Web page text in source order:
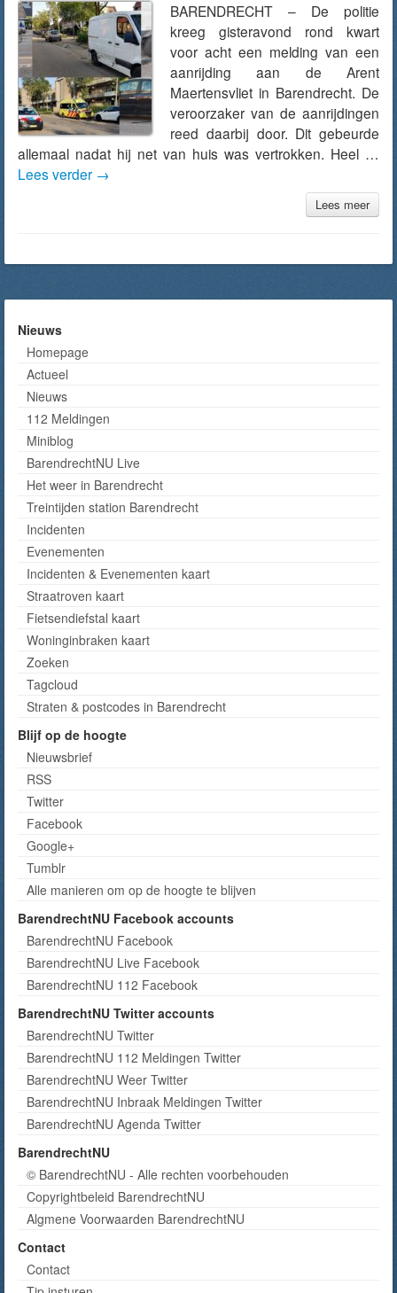
BARENDRECHT – De politie
kreeg gisteravond rond kwart
voor acht een melding van een
aanrijding aan de Arent
Maertensvliet in Barendrecht. De
veroorzaker van de aanrijdingen
reed daarbij door. Dit gebeurde
allemaal nadat hij net van huis was vertrokken. Heel …
Lees verder →
Lees meer
Nieuws
Homepage
Actueel
Nieuws
112 Meldingen
Miniblog
BarendrechtNU Live
Het weer in Barendrecht
Treintijden station Barendrecht
Incidenten
Evenementen
Incidenten & Evenementen kaart
Straatroven kaart
Fietsendiefstal kaart
Woninginbraken kaart
Zoeken
Tagcloud
Straten & postcodes in Barendrecht
Blijf op de hoogte
Nieuwsbrief
RSS
Twitter
Facebook
Google+
Tumblr
Alle manieren om op de hoogte te blijven
BarendrechtNU Facebook accounts
BarendrechtNU Facebook
BarendrechtNU Live Facebook
BarendrechtNU 112 Facebook
BarendrechtNU Twitter accounts
BarendrechtNU Twitter
BarendrechtNU 112 Meldingen Twitter
BarendrechtNU Weer Twitter
BarendrechtNU Inbraak Meldingen Twitter
BarendrechtNU Agenda Twitter
BarendrechtNU
© BarendrechtNU - Alle rechten voorbehouden
Copyrightbeleid BarendrechtNU
Algmene Voorwaarden BarendrechtNU
Contact
Contact